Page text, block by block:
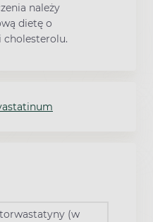
należy
dietę o
cholesterolu.
(w